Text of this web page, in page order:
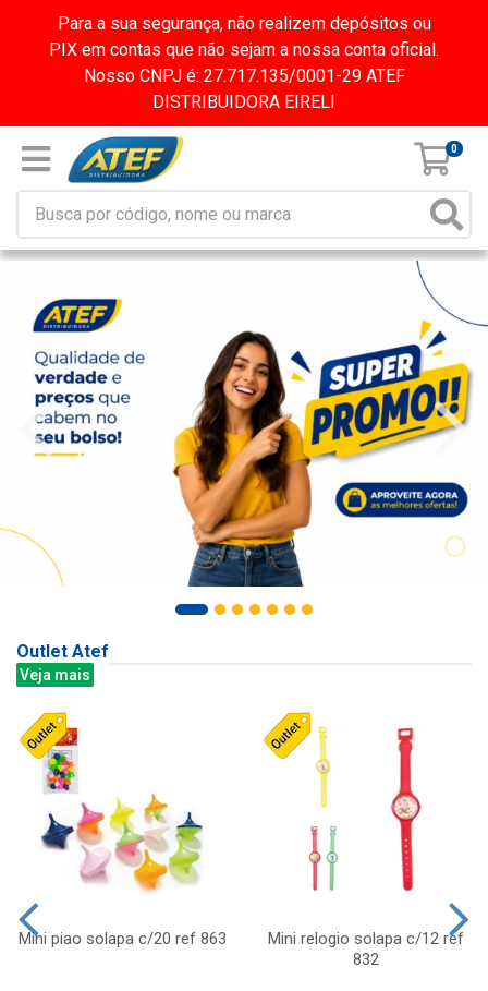
Para a sua segurança, não realizem depósitos ou
PIX em contas que não sejam a nossa conta oficial.
Nosso CNPJ é: 27.717.135/0001-29 ATEF
DISTRIBUIDORA EIRELI
0
Outlet Atef
Veja mais
Mini piao solapa c/20 ref 863
Mini relogio solapa c/12 ref
832